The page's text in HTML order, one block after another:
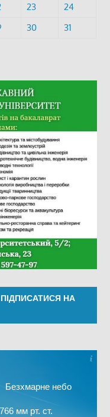
23
24
30 31
ПІДПИСАТИСЯ НА
Безхмарне небо
766 мм рт. ст.